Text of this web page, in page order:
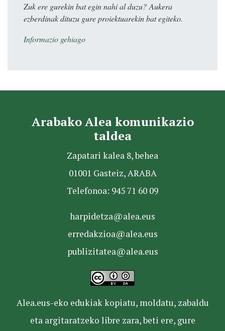
Zuk ere gurekin bat egin nahi al duzu? Aukera
ezberdinak dituzu gure proiektuarekin bat egiteko.
Informazio gehiago
Arabako Alea komunikazio
taldea
Zapatari kalea 8, behea
01001 Gasteiz, ARABA
Telefonoa: 945 71 60 09
harpidetza@alea.eus
erredakzioa@alea.eus
publizitatea@alea.eus
Alea.eus-eko edukiak kopiatu, moldatu, zabaldu
eta argitaratzeko libre zara, beti ere, gure